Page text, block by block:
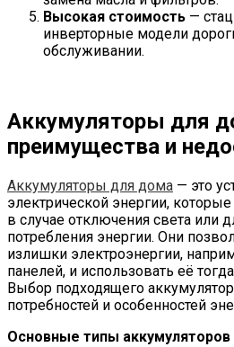
Высокая стоимость —
инверторные модели
обслуживании.
Аккумуляторы для
преимущества и
Аккумуляторы для дома — это
электрической энергии,
в случае отключения света или
потребления энергии. Они
излишки электроэнергии,
панелей, и использовать её
Выбор подходящего
потребностей и особенностей
Основные типы